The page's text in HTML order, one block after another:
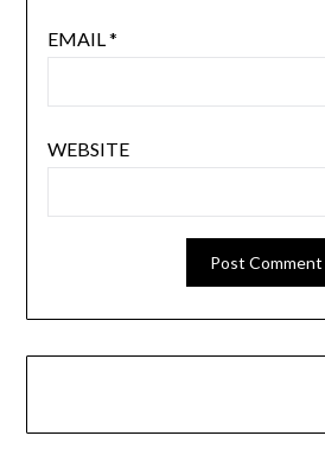
EMAIL*
WEBSITE